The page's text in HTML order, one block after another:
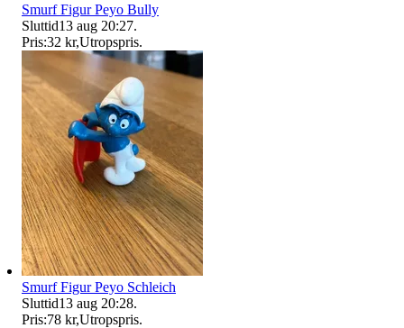
Smurf Figur Peyo Bully
Sluttid13 aug 20:27.
Pris:32 kr,Utropspris.
Smurf Figur Peyo Schleich
Sluttid13 aug 20:28.
Pris:78 kr,Utropspris.